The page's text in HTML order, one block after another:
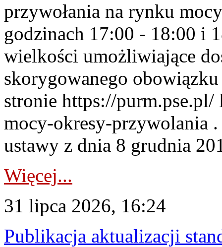
przywołania na rynku
godzinach 17:00 - 18:00 i
wielkości umożliwiające
skorygowanego
stronie https://
mocy-okresy-przywolania
ustawy z dnia 8 grudnia
Więcej...
31 lipca 2026, 16:24
Publikacja aktualizacji